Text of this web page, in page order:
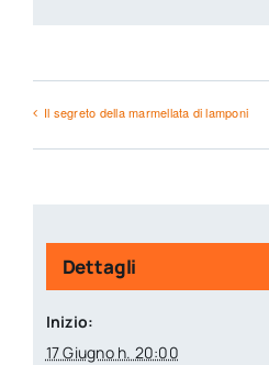
Il segreto della marmellata di lamponi
Dettagli
Inizio:
17 Giugno h. 20:00